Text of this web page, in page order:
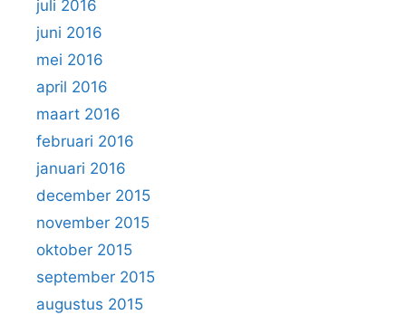
juli 2016
juni 2016
mei 2016
april 2016
maart 2016
februari 2016
januari 2016
december 2015
november 2015
oktober 2015
september 2015
augustus 2015